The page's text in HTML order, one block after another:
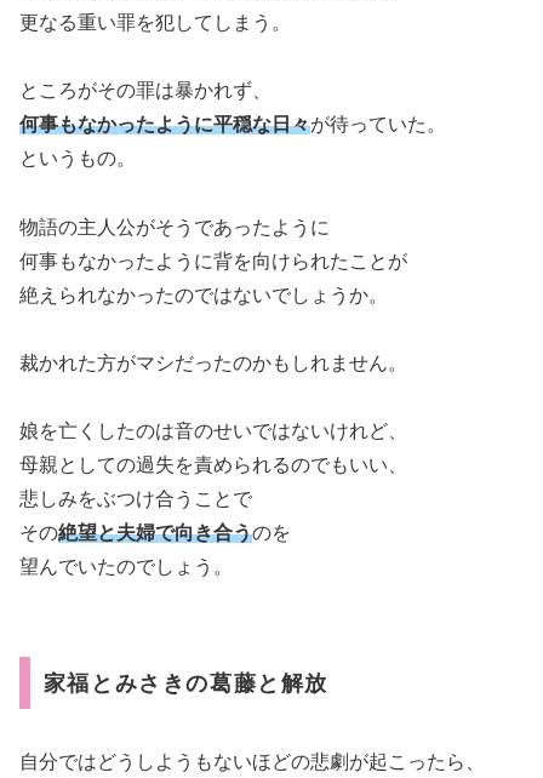
更なる重い罪を犯してしまう。
ところがその罪は暴かれず、
何事もなかったように平穏な日々が待っていた。
というもの。
物語の主人公がそうであったように
何事もなかったように背を向けられたことが
絶えられなかったのではないでしょうか。
裁かれた方がマシだったのかもしれません。
娘を亡くしたのは音のせいではないけれど、
母親としての過失を責められるのでもいい、
悲しみをぶつけ合うことで
その絶望と夫婦で向き合うのを
望んでいたのでしょう。
家福とみさきの葛藤と解放
自分ではどうしようもないほどの悲劇が起こったら、